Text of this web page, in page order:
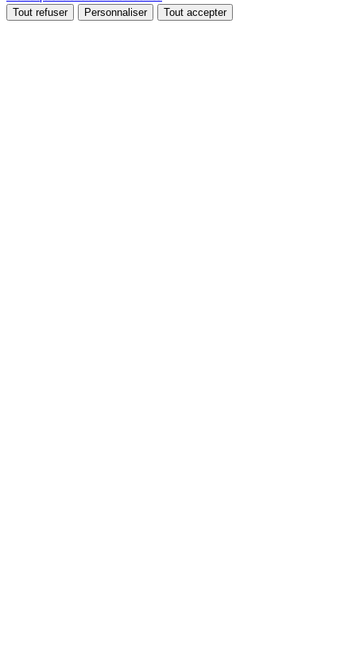
Tout refuser Personnaliser Tout accepter